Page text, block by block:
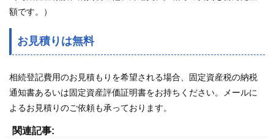
額です。）
お見積りは無料
相続登記費用のお見積もりを希望される場合、固定資産税の納税
通知書あるいは固定資産評価証明書をお持ちください。メールに
よるお見積りのご依頼も承っております。
関連記事: